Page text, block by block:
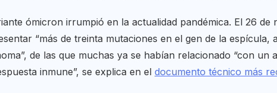
ómicron irrumpió en la actualidad pandémica. El 26 de
“más de treinta mutaciones en el gen de la espícula,
de las que muchas ya se habían relacionado “con un
inmune”, se explica en el documento técnico más